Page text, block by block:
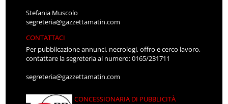
Stefania Muscolo
segreteria@gazzettamatin.com
CONTATTACI
Per pubblicazione annunci, necrologi, offro e cerco lavoro,
contattare la segreteria al numero: 0165/231711
segreteria@gazzettamatin.com
CONCESSIONARIA DI PUBBLICITÀ